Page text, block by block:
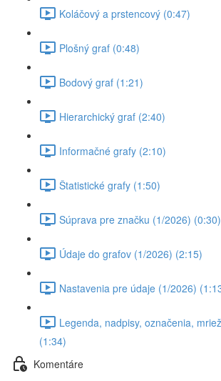
Koláčový a prstencový (0:47)
Plošný graf (0:48)
Bodový graf (1:21)
Hierarchický graf (2:40)
Informačné grafy (2:10)
Štatistické grafy (1:50)
Súprava pre značku (1/2026) (0:30)
Údaje do grafov (1/2026) (2:15)
Nastavenia pre údaje (1/2026)
Legenda, nadpisy, označenia,
(1:34)
Komentáre